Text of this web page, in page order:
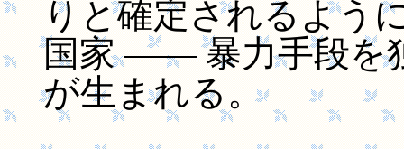
りと確定されるよう
国家 ―― 暴力手段を
が生まれる。